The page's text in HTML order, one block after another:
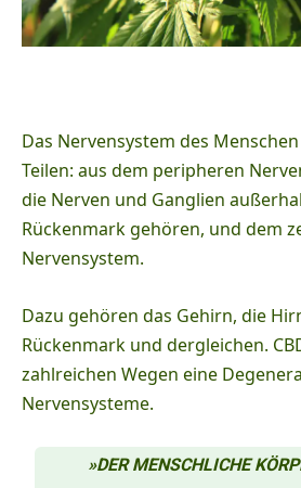
Das Nervensystem des
Teilen: aus dem peripheren
die Nerven und Ganglien
Rückenmark gehören, und dem
Nervensystem.
Dazu gehören das Gehirn, die
Rückenmark und dergleichen.
zahlreichen Wegen eine
Nervensysteme.
»DER MENSCHLICHE